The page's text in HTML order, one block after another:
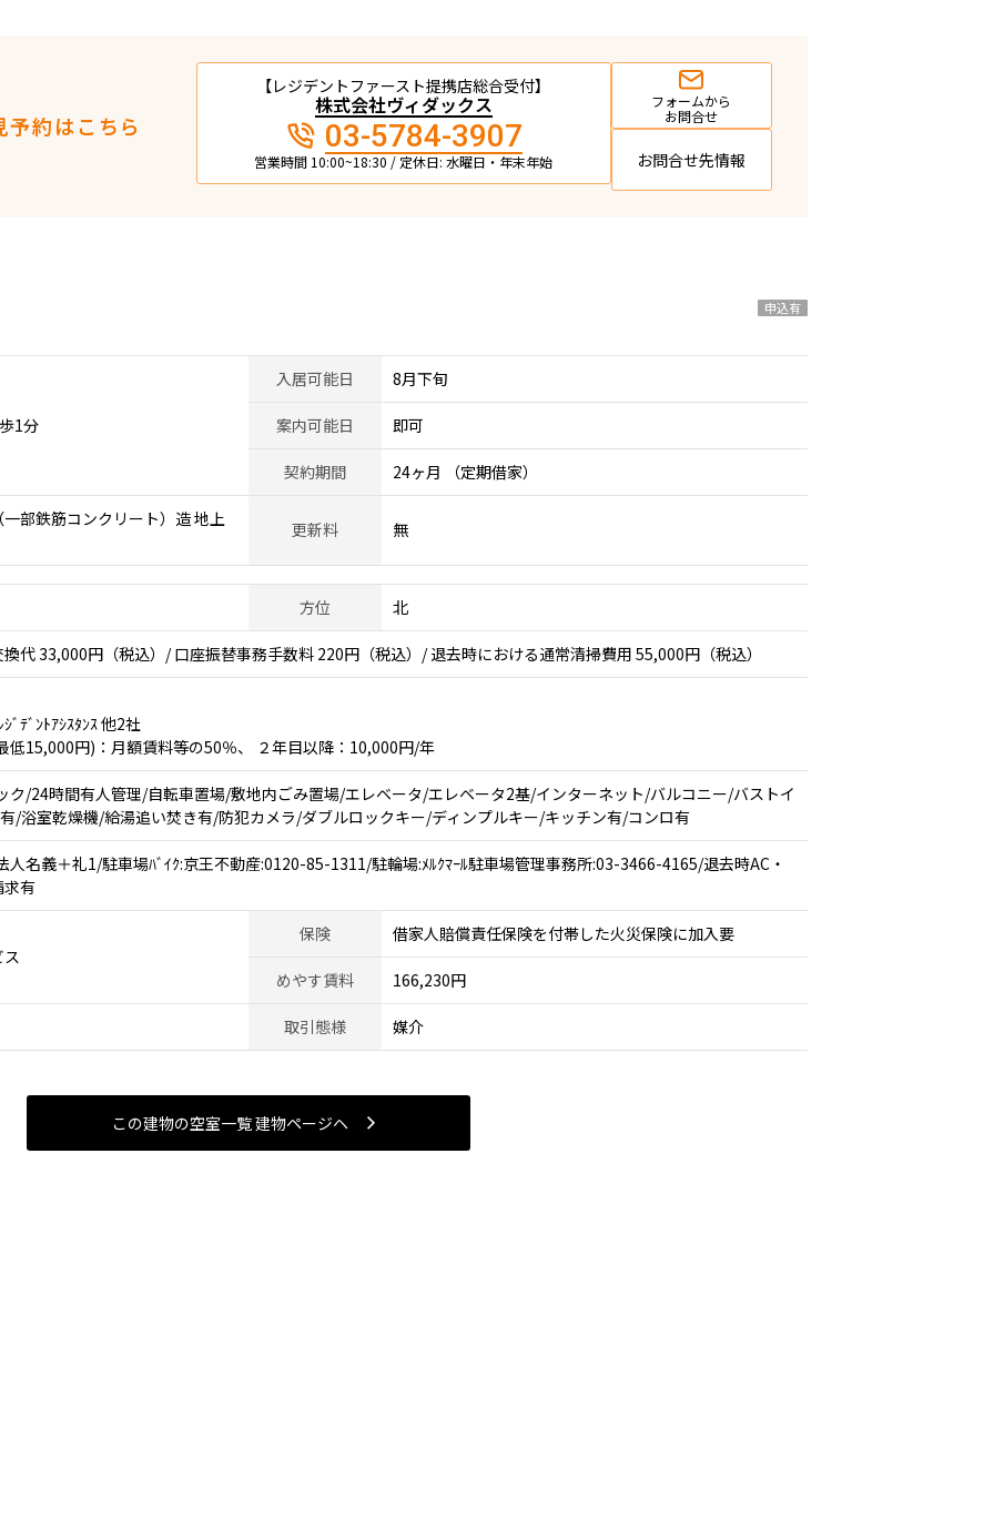
約はこちら
【レジデントファースト提携店総合受付】
株式会社ヴィダックス
03-5784-3907
営業時間 10:00~18:30 / 定休日: 水曜日・年末年始
フォームから
お問合せ
お問合せ先情報
申込有
1分
入居可能日 8月下旬
案内可能日 即可
契約期間 24ヶ月 （定期借家）
部鉄筋コンクリート）造 地上
更新料 無
方位 北
代 33,000円（税込）/ 口座振替事務手数料 220円（税込）/ 退去時における通常清掃費用 55,000円（税込）
ﾞﾃﾞﾝﾄｱｼｽﾀﾝｽ 他2社
低15,000円)：月額賃料等の50％、 ２年目以降：10,000円/年
ク/24時間有人管理/自転車置場/敷地内ごみ置場/エレベータ/エレベータ2基/インターネット/バルコニー/バストイ
/浴室乾燥機/給湯追い焚き有/防犯カメラ/ダブルロックキー/ディンプルキー/キッチン有/コンロ有
人名義＋礼1/駐車場ﾊﾞｲｸ:京王不動産:0120-85-1311/駐輪場:ﾒﾙｸﾏｰﾙ駐車場管理事務所:03-3466-4165/退去時AC・
求有
保険 借家人賠償責任保険を付帯した火災保険に加入要
めやす賃料 166,230円
取引態様 媒介
この建物の空室一覧 建物ページヘ